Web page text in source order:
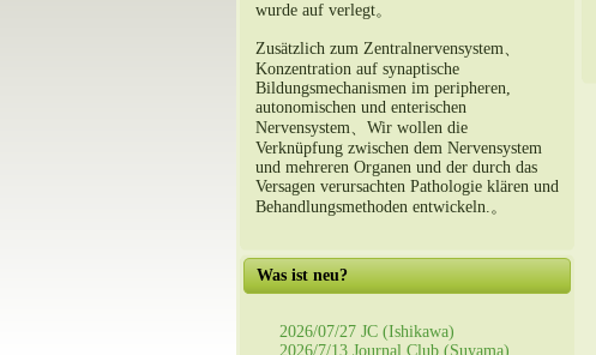
wurde auf verlegt。
Zusätzlich zum Zentralnervensystem、
Konzentration auf synaptische
Bildungsmechanismen im peripheren,
autonomischen und enterischen
Nervensystem、Wir wollen die
Verknüpfung zwischen dem Nervensystem
und mehreren Organen und der durch das
Versagen verursachten Pathologie klären und
Behandlungsmethoden entwickeln.。
Was ist neu?
2026/07/27 JC (Ishikawa)
2026/7/13 Journal Club (Suyama)